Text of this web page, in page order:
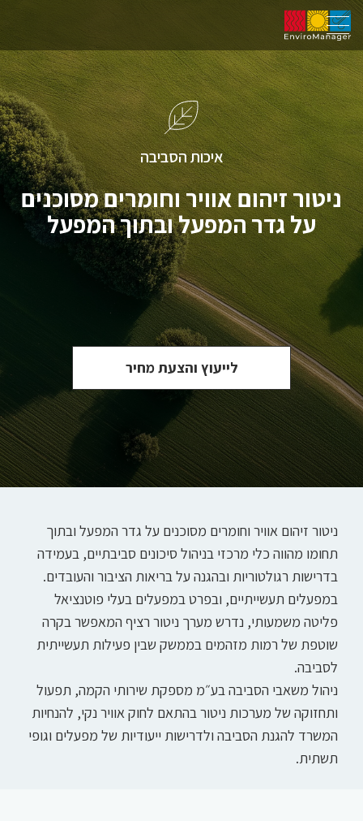
איכות הסביבה
ניטור זיהום אוויר וחומרים מסוכנים
על גדר המפעל ובתוך המפעל
לייעוץ והצעת מחיר
ניטור זיהום אוויר וחומרים מסוכנים על גדר המפעל ובתוך
תחומו מהווה כלי מרכזי בניהול סיכונים סביבתיים, בעמידה
בדרישות רגולטוריות ובהגנה על בריאות הציבור והעובדים.
במפעלים תעשייתיים, ובפרט במפעלים בעלי פוטנציאל
פליטה משמעותי, נדרש מערך ניטור רציף המאפשר בקרה
שוטפת של רמות מזהמים בממשק שבין פעילות תעשייתית
לסביבה.
ניהול משאבי הסביבה בע״מ מספקת שירותי הקמה, תפעול
ותחזוקה של מערכות ניטור בהתאם לחוק אוויר נקי, להנחיות
המשרד להגנת הסביבה ולדרישות ייעודיות של מפעלים וגופי
תשתית.